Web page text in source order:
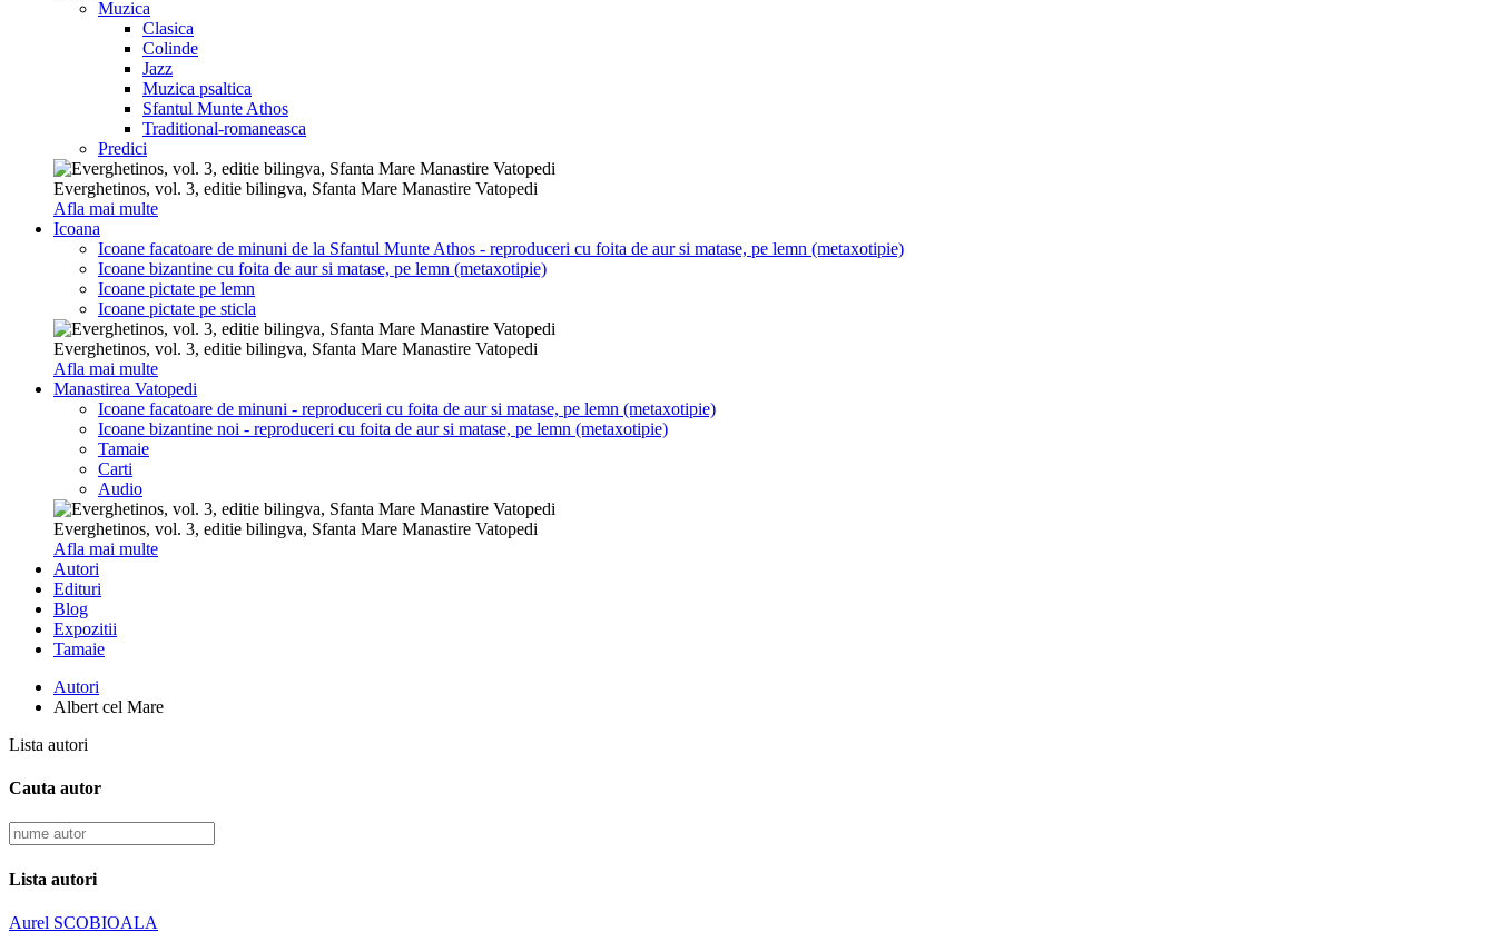
Muzica
Clasica
Colinde
Jazz
Muzica psaltica
Sfantul Munte Athos
Traditional-romaneasca
Predici
Everghetinos, vol. 3, editie bilingva, Sfanta Mare Manastire Vatopedi
Afla mai multe
Icoana
Icoane facatoare de minuni de la Sfantul Munte Athos - reproduceri cu foita de aur si matase, pe lemn (metaxotipie)
Icoane bizantine cu foita de aur si matase, pe lemn (metaxotipie)
Icoane pictate pe lemn
Icoane pictate pe sticla
Everghetinos, vol. 3, editie bilingva, Sfanta Mare Manastire Vatopedi
Afla mai multe
Manastirea Vatopedi
Icoane facatoare de minuni - reproduceri cu foita de aur si matase, pe lemn (metaxotipie)
Icoane bizantine noi - reproduceri cu foita de aur si matase, pe lemn (metaxotipie)
Tamaie
Carti
Audio
Everghetinos, vol. 3, editie bilingva, Sfanta Mare Manastire Vatopedi
Afla mai multe
Autori
Edituri
Blog
Expozitii
Tamaie
Autori
Albert cel Mare
Lista autori
Cauta autor
Lista autori
Aurel SCOBIOALA